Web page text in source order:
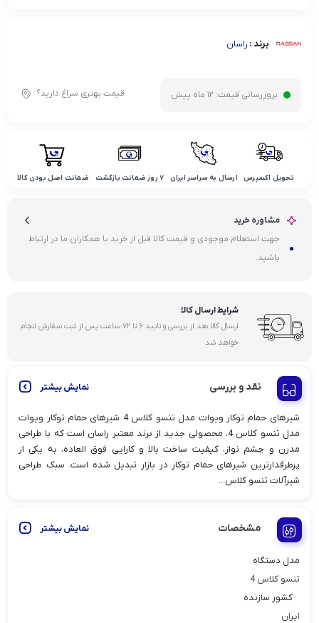
برند : راسان
بروزرسانی قیمت: 12 ماه پیش قیمت بهتری سراغ دارید؟
تحویل اکسپرس ارسال به سراسر ایران ۷ روز ضمانت بازگشت ضمانت اصل بودن کالا
مشاوره خرید
جهت استعلام موجودی و قیمت کالا قبل از خرید با همکاران ما در ارتباط
باشید.
شرایط ارسال کالا
ارسال کالا بعد از بررسی و تایید ۶ تا ۷۲ ساعت پس از ثبت سفارش انجام
خواهد شد
نقد و بررسی نمایش بیشتر
شیرهای حمام توکار ویوات مدل تنسو کلاس 4 شیرهای حمام توکار ویوات
مدل تنسو کلاس 4، محصولی جدید از برند معتبر راسان است که با طراحی
مدرن و چشم نواز، کیفیت ساخت بالا و کارایی فوق العاده، به یکی از
پرطرفدارترین شیرهای حمام توکار در بازار تبدیل شده است. سبک طراحی
شیرآلات تنسو کلاس...
مشخصات نمایش بیشتر
مدل دستگاه
تنسو کلاس 4
کشور سازنده
ایران